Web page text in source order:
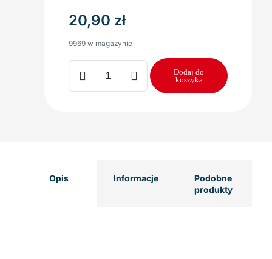
20,90 zł
9969 w magazynie
ilość
Prześcieradło
frotte
Dodaj do
koszyka
Opis Informacje
Podobne
produkty